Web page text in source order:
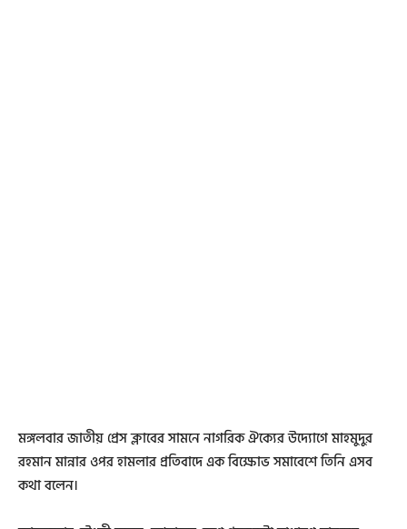
মঙ্গলবার জাতীয় প্রেস ক্লাবের সামনে নাগরিক ঐক্যের উদ্যোগে মাহমুদুর
রহমান মান্নার ওপর হামলার প্রতিবাদে এক বিক্ষোভ সমাবেশে তিনি এসব
কথা বলেন।